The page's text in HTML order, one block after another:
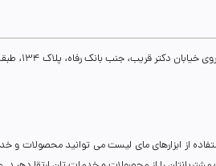
قریب، جنب بانک رفاه، پلاک 134، طبقه سوم، واحد 18، پلت فرم مای لیست
از ابزارهای مای لیست می توانید محصولات و